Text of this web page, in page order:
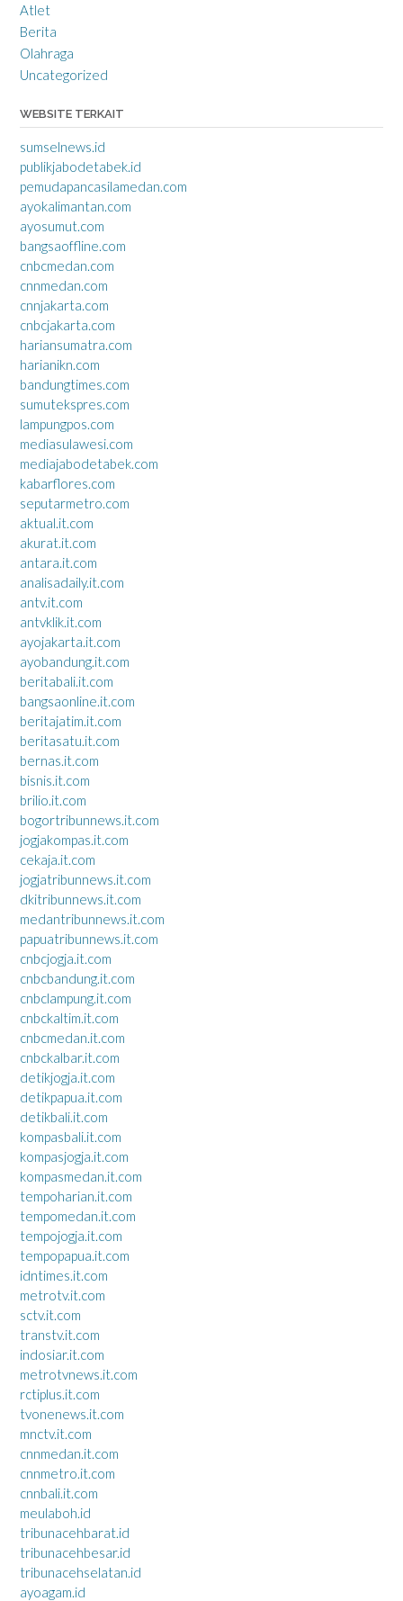
Atlet
Berita
Olahraga
Uncategorized
WEBSITE TERKAIT
sumselnews.id
publikjabodetabek.id
pemudapancasilamedan.com
ayokalimantan.com
ayosumut.com
bangsaoffline.com
cnbcmedan.com
cnnmedan.com
cnnjakarta.com
cnbcjakarta.com
hariansumatra.com
harianikn.com
bandungtimes.com
sumutekspres.com
lampungpos.com
mediasulawesi.com
mediajabodetabek.com
kabarflores.com
seputarmetro.com
aktual.it.com
akurat.it.com
antara.it.com
analisadaily.it.com
antv.it.com
antvklik.it.com
ayojakarta.it.com
ayobandung.it.com
beritabali.it.com
bangsaonline.it.com
beritajatim.it.com
beritasatu.it.com
bernas.it.com
bisnis.it.com
brilio.it.com
bogortribunnews.it.com
jogjakompas.it.com
cekaja.it.com
jogjatribunnews.it.com
dkitribunnews.it.com
medantribunnews.it.com
papuatribunnews.it.com
cnbcjogja.it.com
cnbcbandung.it.com
cnbclampung.it.com
cnbckaltim.it.com
cnbcmedan.it.com
cnbckalbar.it.com
detikjogja.it.com
detikpapua.it.com
detikbali.it.com
kompasbali.it.com
kompasjogja.it.com
kompasmedan.it.com
tempoharian.it.com
tempomedan.it.com
tempojogja.it.com
tempopapua.it.com
idntimes.it.com
metrotv.it.com
sctv.it.com
transtv.it.com
indosiar.it.com
metrotvnews.it.com
rctiplus.it.com
tvonenews.it.com
mnctv.it.com
cnnmedan.it.com
cnnmetro.it.com
cnnbali.it.com
meulaboh.id
tribunacehbarat.id
tribunacehbesar.id
tribunacehselatan.id
ayoagam.id